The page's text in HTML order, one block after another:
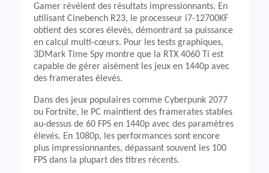
Gamer révèlent des résultats impressionnants. En
utilisant Cinebench R23, le processeur i7-12700KF
obtient des scores élevés, démontrant sa puissance
en calcul multi-cœurs. Pour les tests graphiques,
3DMark Time Spy montre que la RTX 4060 Ti est
capable de gérer aisément les jeux en 1440p avec
des framerates élevés.
Dans des jeux populaires comme Cyberpunk 2077
ou Fortnite, le PC maintient des framerates stables
au-dessus de 60 FPS en 1440p avec des paramètres
élevés. En 1080p, les performances sont encore
plus impressionnantes, dépassant souvent les 100
FPS dans la plupart des titres récents.